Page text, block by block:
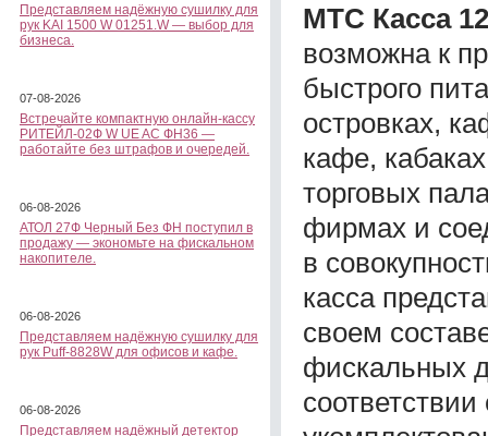
Представляем надёжную сушилку для
рук KAI 1500 W 01251.W — выбор для
бизнеса.
07-08-2026
Встречайте компактную онлайн-кассу
РИТЕЙЛ-02Ф W UE AC ФН36 —
работайте без штрафов и очередей.
06-08-2026
АТОЛ 27Ф Черный Без ФН поступил в
продажу — экономьте на фискальном
накопителе.
06-08-2026
Представляем надёжную сушилку для
рук Puff-8828W для офисов и кафе.
06-08-2026
Представляем надёжный детектор
МТС Касса
возможна к
быстрого
островках,
кафе,
торговых
фирмах и
в
касса
своем
фискальных